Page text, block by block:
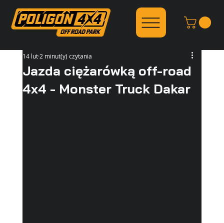
Jazda ciężarówką off-road
4x4 - Monster Truck Dakar
14 lut2 minut(y) czytania